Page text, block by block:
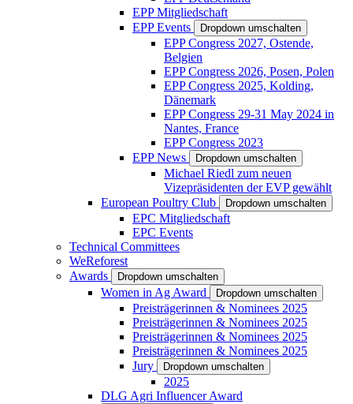
EPP Mitgliedschaft
EPP Events
Dropdown umschalten
EPP Congress 2027, Ostende,
Belgien
EPP Congress 2026, Posen, Polen
EPP Congress 2025, Kolding,
Dänemark
EPP Congress 29-31 May 2024 in
Nantes, France
EPP Congress 2023
EPP News
Dropdown umschalten
Michael Riedl zum neuen
Vizepräsidenten der EVP gewählt
European Poultry Club
Dropdown umschalten
EPC Mitgliedschaft
EPC Events
Technical Committees
WeReforest
Awards
Dropdown umschalten
Women in Ag Award Dropdown umschalten
Preisträgerinnen & Nominees 2025
Preisträgerinnen & Nominees 2025
Preisträgerinnen & Nominees 2025
Preisträgerinnen & Nominees 2025
Jury
Dropdown umschalten
2025
DLG Agri Influencer Award